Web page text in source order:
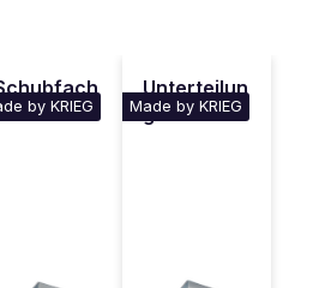
by KRIEG Made by KRIEG
Unterteilun
gs-Set 2